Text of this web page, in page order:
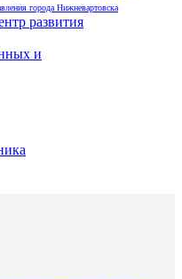
города Нижневартовска
развития
и